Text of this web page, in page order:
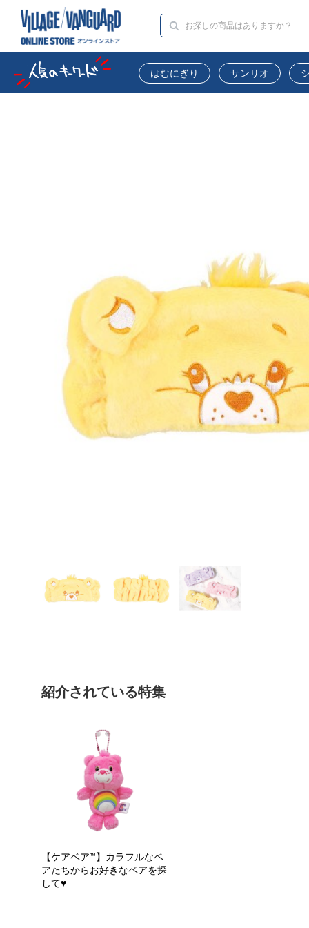
はむにぎり サンリオ
紹介されている特集
【ケアベア™】カラフルなベ
アたちからお好きなベアを探
して♥